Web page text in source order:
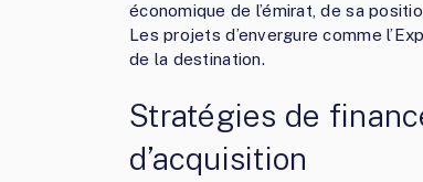
économique de l’émirat, de sa
Les projets d’envergure comme
de la destination.
Stratégies de
d’acquisition